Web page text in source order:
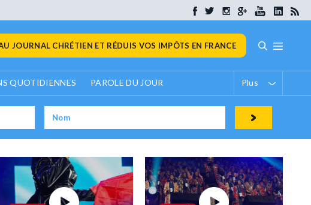
JOURNAL CHRÉTIEN ET RÉDUIS VOS IMPÔTS EN FRANCE
QUOTIDIENNES PAROLE DU JOUR Plus